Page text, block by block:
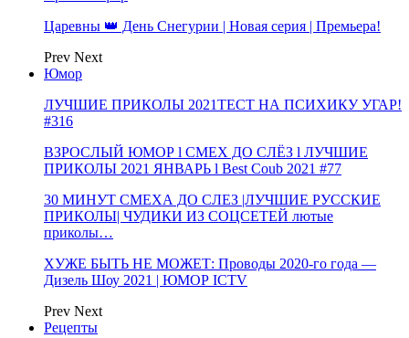
Царевны 👑 День Снегурии | Новая серия | Премьера!
Prev Next
Юмор
ЛУЧШИЕ ПРИКОЛЫ 2021ТЕСТ НА ПСИХИКУ УГАР!
#316
ВЗРОСЛЫЙ ЮМОР l СМЕХ ДО СЛЁЗ l ЛУЧШИЕ
ПРИКОЛЫ 2021 ЯНВАРЬ l Best Coub 2021 #77
30 МИНУТ СМЕХА ДО СЛЕЗ |ЛУЧШИЕ РУССКИЕ
ПРИКОЛЫ| ЧУДИКИ ИЗ СОЦСЕТЕЙ лютые
приколы…
ХУЖЕ БЫТЬ НЕ МОЖЕТ: Проводы 2020-го года —
Дизель Шоу 2021 | ЮМОР ICTV
Prev Next
Рецепты